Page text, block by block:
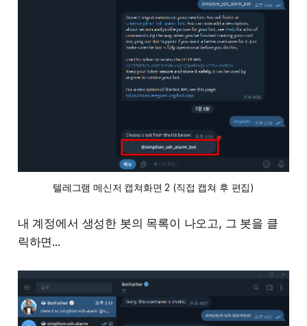
텔레그램 메신저 캡쳐화면 2 (직접 캡쳐 후 편집)
내 계정에서 생성한 봇의 목록이 나오고, 그 봇을 클
릭하면...